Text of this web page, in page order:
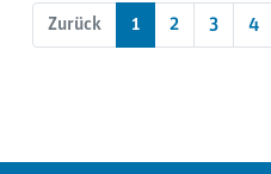
Zurück 1 2 3 4